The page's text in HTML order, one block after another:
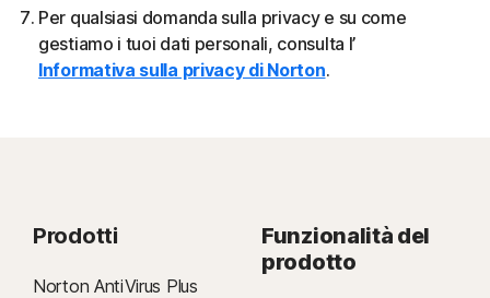
Per qualsiasi domanda sulla privacy e su come
gestiamo i tuoi dati personali, consulta l’
Informativa sulla privacy di Norton.
Prodotti
Norton AntiVirus Plus
Funzionalità del
prodotto